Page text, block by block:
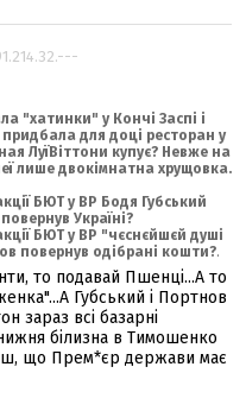
"хатинки" у Кончі Заспі і
придбала для доці ресторан у
ЛуїВіттони купує? Невже на
лише двокімнатна хрущовка.
БЮТ у ВР Бодя Губський
Україні?
БЮТ у ВР "чєснєйшєй душі
повернув одібрані кошти?.
то подавай Пшенці...А то
Губський і Портнов
зараз всі базарні
білизна в Тимошенко
що Прем*єр держави має